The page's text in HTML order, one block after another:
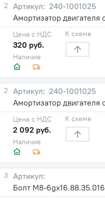
2
240-1001025
Амортизатор двигателя
Наличие
Цена с НДС
320 руб.
К схеме
2
240-1001025
Амортизатор
Наличие
Цена с НДС
2 092 руб.
К схеме
3
Болт М8-6gх16.88.35.016